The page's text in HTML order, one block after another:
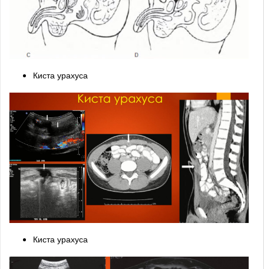
Киста урахуса
Киста урахуса